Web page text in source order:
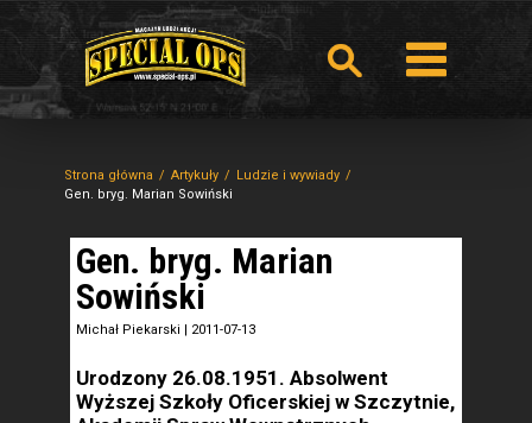
Strona główna Artykuły
Ludzie i wywiady
Gen. bryg. Marian Sowiński
Gen. bryg. Marian
Sowiński
Michał Piekarski | 2011-07-13
Urodzony 26.08.1951. Absolwent
Wyższej Szkoły Oficerskiej w Szczytnie,